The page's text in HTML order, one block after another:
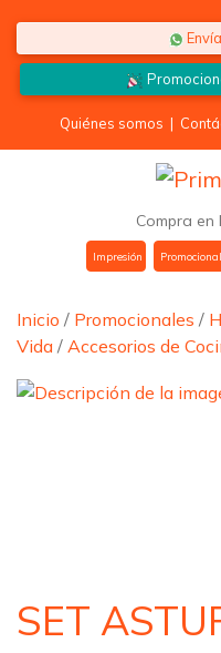
Quiénes somos |
Compra
Impresión
Inicio / Promocionales /
Vida / Accesorios de
SET